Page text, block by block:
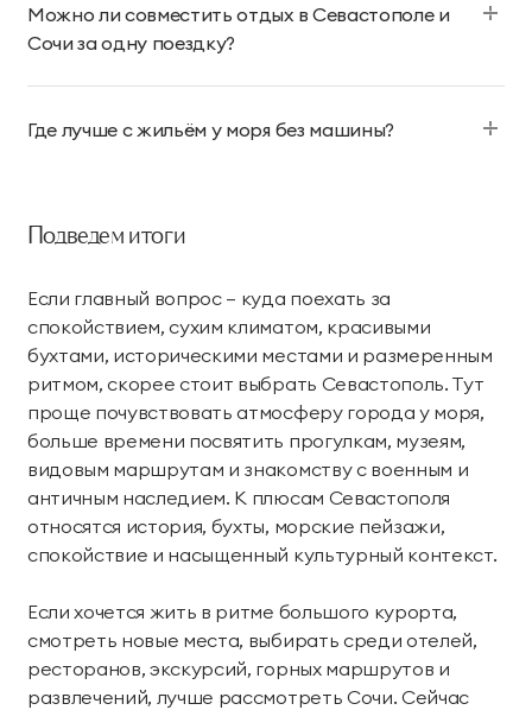
Можно ли совместить отдых в Севастополе и
Сочи за одну поездку?
Где лучше с жильём у моря без машины?
Подведем итоги
Если главный вопрос — куда поехать за
спокойствием, сухим климатом, красивыми
бухтами, историческими местами и размеренным
ритмом, скорее стоит выбрать Севастополь. Тут
проще почувствовать атмосферу города у моря,
больше времени посвятить прогулкам, музеям,
видовым маршрутам и знакомству с военным и
античным наследием. К плюсам Севастополя
относятся история, бухты, морские пейзажи,
спокойствие и насыщенный культурный контекст.
Если хочется жить в ритме большого курорта,
смотреть новые места, выбирать среди отелей,
ресторанов, экскурсий, горных маршрутов и
развлечений, лучше рассмотреть Сочи. Сейчас